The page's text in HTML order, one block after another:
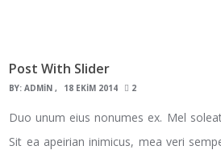
Post With Slider
BY:ADMIN 18 EKIM 2014 2
Duo unum eius nonumes ex. Mel
Sit ea apeirian inimicus, mea veri